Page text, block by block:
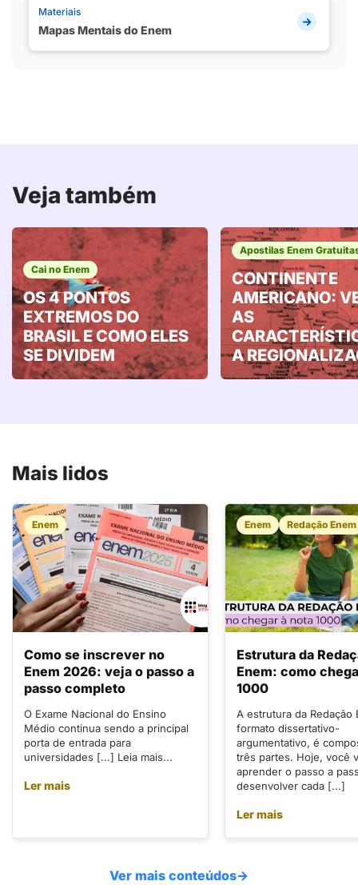
Materiais
Mapas Mentais do Enem
Veja também
Cai no Enem
OS 4 PONTOS
EXTREMOS DO
BRASIL E COMO ELES
SE DIVIDEM
Apostilas Enem
CONTINENTE
AMERICANO:
AS
A
Mais lidos
Enem
Como se inscrever no
Enem 2026: veja o passo a
passo completo
O Exame Nacional do Ensino
Médio continua sendo a principal
porta de entrada para
universidades [...] Leia mais...
Ler mais
Enem Redação Enem
Estrutura da
Enem: como
1000
A estrutura da Redação
formato dissertativo-
argumentativo, é
três partes. Hoje, você
aprender o passo a
desenvolver cada [...]
Ler mais
Ver mais conteúdos→